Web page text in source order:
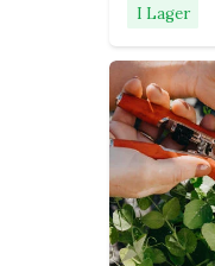
Ja,
Vill du
I Lager